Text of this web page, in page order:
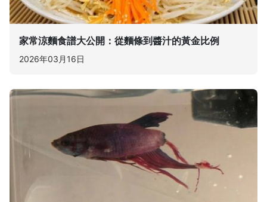
家常涼麵食譜大公開：從麵條到醬汁的黃金比例
2026年03月16日